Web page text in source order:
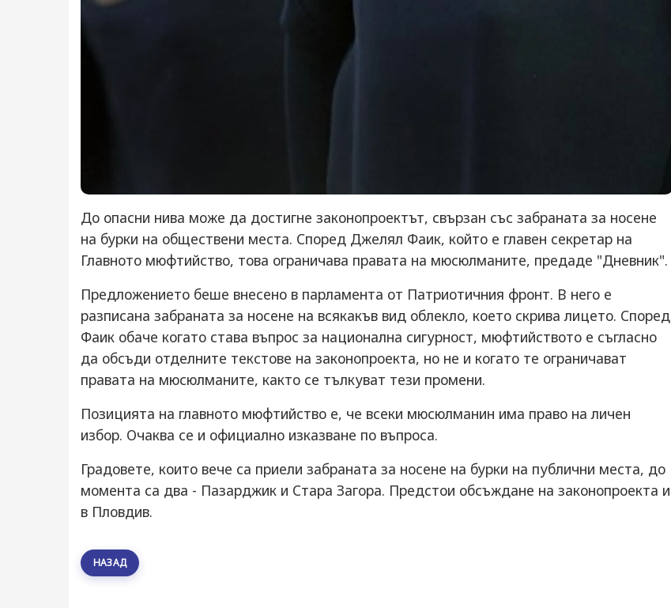
До опасни нива може да достигне законопроектът, свързан със забраната за носене
на бурки на обществени места. Според Джелял Фаик, който е главен секретар на
Главното мюфтийство, това ограничава правата на мюсюлманите, предаде "Дневник".
Предложението беше внесено в парламента от Патриотичния фронт. В него е
разписана забраната за носене на всякакъв вид облекло, което скрива лицето. Според
Фаик обаче когато става въпрос за национална сигурност, мюфтийството е съгласно
да обсъди отделните текстове на законопроекта, но не и когато те ограничават
правата на мюсюлманите, както се тълкуват тези промени.
Позицията на главното мюфтийство е, че всеки мюсюлманин има право на личен
избор. Очаква се и официално изказване по въпроса.
Градовете, които вече са приели забраната за носене на бурки на публични места, до
момента са два - Пазарджик и Стара Загора. Предстои обсъждане на законопроекта и
в Пловдив.
НАЗАД